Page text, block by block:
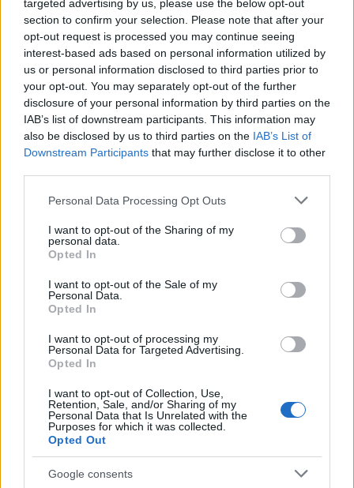
targeted advertising by us, please use the below opt-out
section to confirm your selection. Please note that after your
opt-out request is processed you may continue seeing
interest-based ads based on personal information utilized by
us or personal information disclosed to third parties prior to
your opt-out. You may separately opt-out of the further
disclosure of your personal information by third parties on the
IAB’s list of downstream participants. This information may
also be disclosed by us to third parties on the IAB’s List of
Downstream Participants that may further disclose it to other
Please note that this website/app uses one or more Google
not limited to your visit or usage behaviour. You may click to
grant or deny consent to Google and its third-party tags to
use your data for below specified purposes in below Google
consent section.
Personal Data Processing Opt Outs
I want to opt-out of the Sharing of my
personal data.
Opted In
I want to opt-out of the Sale of my
Personal Data.
Opted In
I want to opt-out of processing my
Personal Data for Targeted Advertising.
Opted In
I want to opt-out of Collection, Use,
Retention, Sale, and/or Sharing of my
Personal Data that Is Unrelated with the
Purposes for which it was collected.
Opted Out
Google consents
Continua a leggere
LIFESTYLE